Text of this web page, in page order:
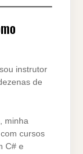
instrutor
de
minha
cursos
C# e